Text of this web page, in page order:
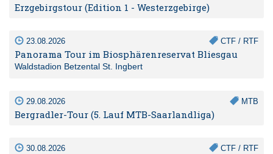
Erzgebirgstour (Edition 1 - Westerzgebirge)
23.08.2026 CTF / RTF
Panorama Tour im Biosphärenreservat Bliesgau
Waldstadion Betzental St. Ingbert
29.08.2026 MTB
Bergradler-Tour (5. Lauf MTB-Saarlandliga)
30.08.2026 CTF / RTF